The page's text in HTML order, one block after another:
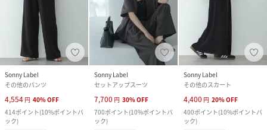
Sonny Label
その他のパンツ
4,554 円 40%OFF
414ポイント(10%ポイントバ
ック)
Sonny Label
セットアップスーツ
7,700 円 30%OFF
700ポイント(10%ポイントバ
ック)
Sonny Label
その他のスカート
4,400 円 20%OFF
400ポイント(10%ポイントバ
ック)